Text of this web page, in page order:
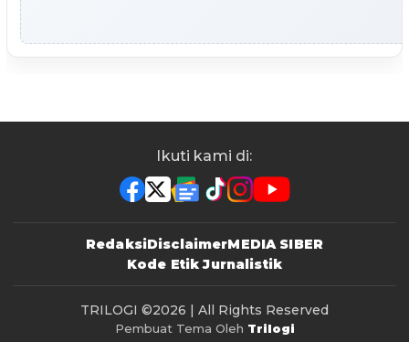
Ikuti kami di:
RedaksiDisclaimerMEDIA SIBER
Kode Etik Jurnalistik
TRILOGI ©2026 | All Rights Reserved
Pembuat Tema Oleh Trilogi